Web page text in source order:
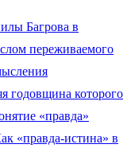
Багрова в
переживаемого
годовщина которого
«правда»
«правда-истина» в